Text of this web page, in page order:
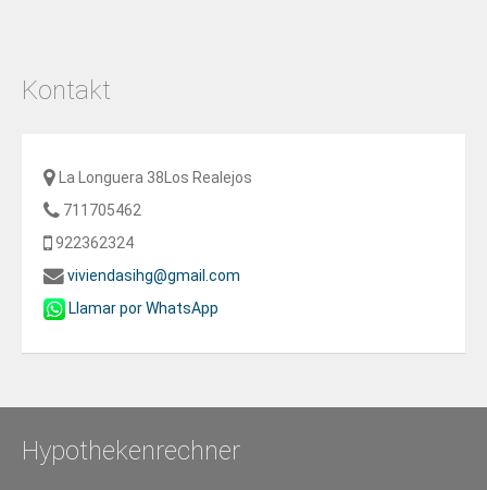
Kontakt
La Longuera 38Los Realejos
711705462
922362324
viviendasihg@gmail.com
Llamar por WhatsApp
Hypothekenrechner